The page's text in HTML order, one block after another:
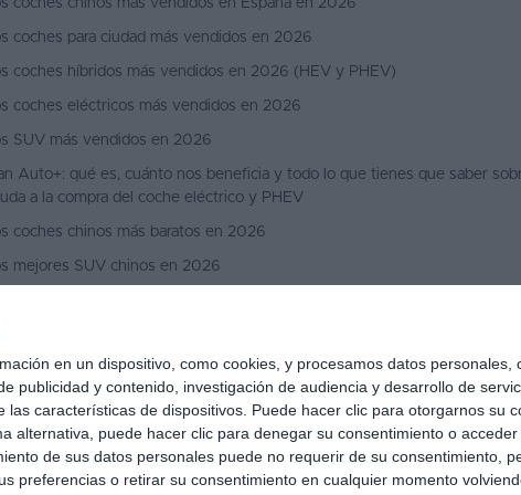
en un dispositivo, como cookies, y procesamos datos
publicidad y contenido, investigación de audiencia y desarrollo de
características de dispositivos. Puede hacer clic para otorgarnos su
alternativa, puede hacer clic para denegar su consentimiento o
de sus datos personales puede no requerir de su consentimiento,
preferencias o retirar su consentimiento en cualquier momento
coches chinos más vendidos en España en 2026
coches para ciudad más vendidos en 2026
coches híbridos más vendidos en 2026 (HEV y PHEV)
coches eléctricos más vendidos en 2026
SUV más vendidos en 2026
Auto+: qué es, cuánto nos beneficia y todo lo que tienes que saber
a la compra del coche eléctrico y PHEV
coches chinos más baratos en 2026
mejores SUV chinos en 2026
mejores coches por menos de 25.000 € en 2026